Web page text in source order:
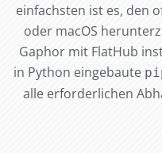
einfachsten ist es, den
oder macOS
Gaphor mit FlatHub
in Python eingebaute
alle erforderlichen